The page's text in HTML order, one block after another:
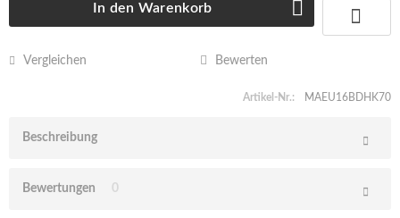
In den Warenkorb
Vergleichen Bewerten
Artikel-Nr.: MAEU16BDHK70
Beschreibung
Bewertungen 0